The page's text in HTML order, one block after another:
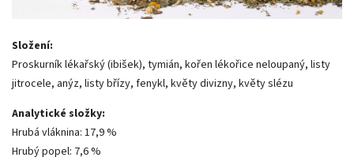
Složení:
Proskurník lékařský (ibišek), tymián, kořen lékořice neloupaný, listy
jitrocele, anýz, listy břízy, fenykl, květy divizny, květy slézu
Analytické složky:
Hrubá vláknina: 17,9 %
Hrubý popel: 7,6 %